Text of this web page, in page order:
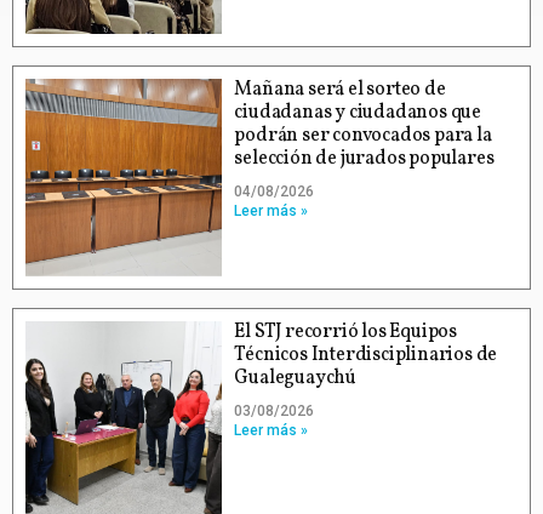
Mañana será el sorteo de
ciudadanas y ciudadanos que
podrán ser convocados para la
selección de jurados populares
04/08/2026
Leer más »
El STJ recorrió los Equipos
Técnicos Interdisciplinarios de
Gualeguaychú
03/08/2026
Leer más »